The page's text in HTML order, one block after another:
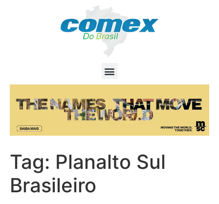
Tag: Planalto Sul
Brasileiro